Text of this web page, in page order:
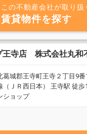
この不動産会社が取り扱
賃貸物件を探す
王寺店 株式会社丸和
葛城郡王寺町王寺２丁目9番
（ＪＲ西日本） 王寺駅 徒歩
ショップ